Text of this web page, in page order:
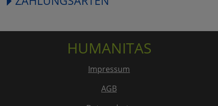
HUMANITAS
Impressum
AGB